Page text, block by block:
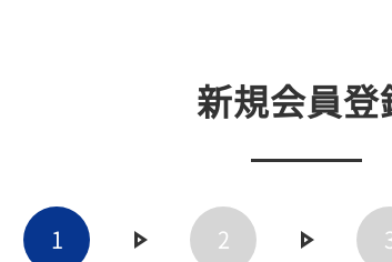
新規会員登
1 2